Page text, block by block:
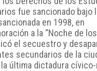
fue sancionado bajo
en 1998, en
a la “Noche de
el secuestro y
secundarios de la
la última dictadura